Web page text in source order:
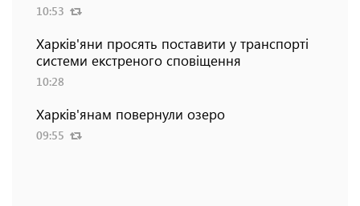
10:53
Харків'яни просять поставити у транспорті
системи екстреного сповіщення
10:28
Харків'янам повернули озеро
09:55